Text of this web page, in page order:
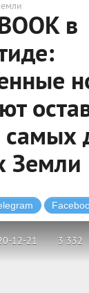
в
самых
Земли
12-21 3 332